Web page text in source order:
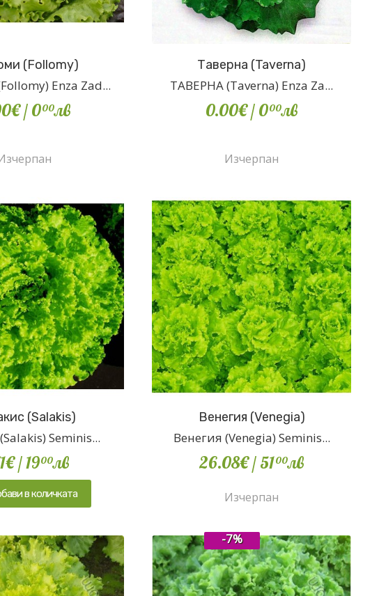
(Follomy)
Enza Zad...
/ 000лв
Таверна (Taverna)
ТАВЕРНА (Taverna) Enza Za...
0.00€/ 000лв
Изчерпан
(Salakis)
Seminis...
/ 1900лв
в количката
Венегия (Venegia)
Венегия (Venegia) Seminis...
26.08€/ 5100лв
Изчерпан
-7%